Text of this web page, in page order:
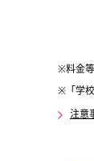
※料金
※「学
注意